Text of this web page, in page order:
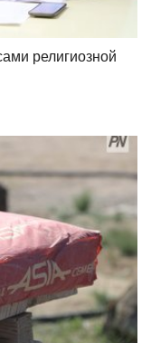
религиозной